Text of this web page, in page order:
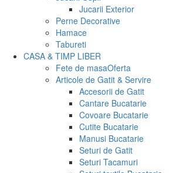
Jucarii Exterior
Perne Decorative
Hamace
Tabureti
CASA & TIMP LIBER
Fete de masaOferta
Articole de Gatit & Servire
Accesorii de Gatit
Cantare Bucatarie
Covoare Bucatarie
Cutite Bucatarie
Manusi Bucatarie
Seturi de Gatit
Seturi Tacamuri